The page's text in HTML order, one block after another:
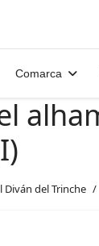
Comarca
Diván del Trinche